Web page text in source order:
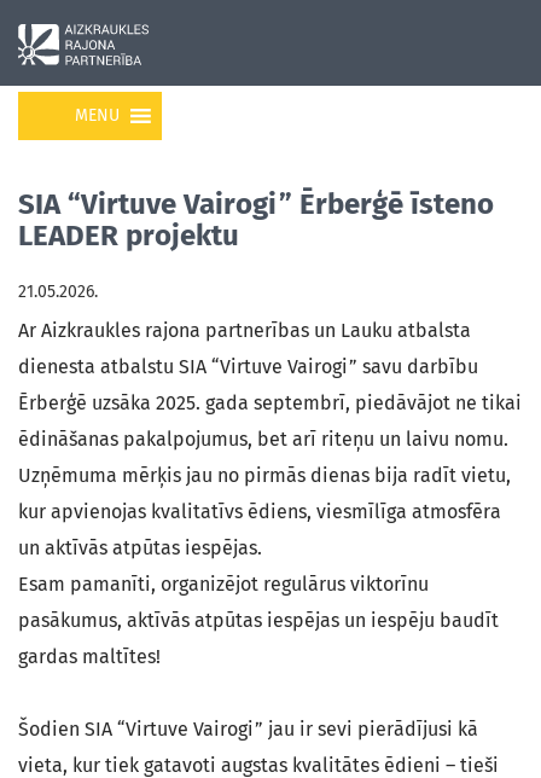
MENU
SIA “Virtuve Vairogi” Ērberģē īsteno
LEADER projektu
21.05.2026.
Ar Aizkraukles rajona partnerības un Lauku atbalsta
dienesta atbalstu SIA “Virtuve Vairogi” savu darbību
Ērberģē uzsāka 2025. gada septembrī, piedāvājot ne tikai
ēdināšanas pakalpojumus, bet arī riteņu un laivu nomu.
Uzņēmuma mērķis jau no pirmās dienas bija radīt vietu,
kur apvienojas kvalitatīvs ēdiens, viesmīlīga atmosfēra
un aktīvās atpūtas iespējas.
Esam pamanīti, organizējot regulārus viktorīnu
pasākumus, aktīvās atpūtas iespējas un iespēju baudīt
gardas maltītes!
Šodien SIA “Virtuve Vairogi” jau ir sevi pierādījusi kā
vieta, kur tiek gatavoti augstas kvalitātes ēdieni – tieši